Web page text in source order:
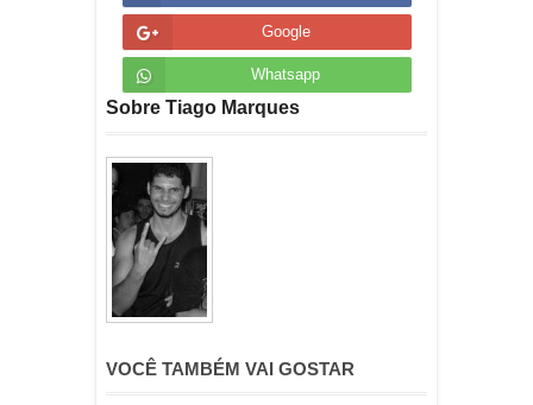
Google
Whatsapp
Sobre Tiago Marques
VOCÊ TAMBÉM VAI GOSTAR